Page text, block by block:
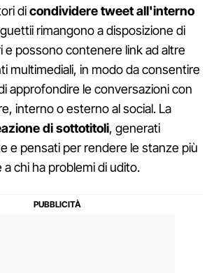
dicondividere tweet all'interno
rimangono a disposizione di
e possono contenere link ad altre
multimediali, in modo da consentire
approfondire le conversazioni con
interno o esterno al social. La
di sottotitoli, generati
e pensati per rendere le stanze più
a chi ha problemi di udito.